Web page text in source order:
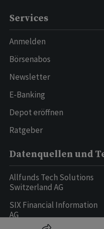
Services
Anmelden
Börsenabos
Newsletter
E-Banking
Depot eröffnen
Ratgeber
Datenquellen und
Allfunds Tech Solutions
Switzerland AG
SIX Financial Information
AG